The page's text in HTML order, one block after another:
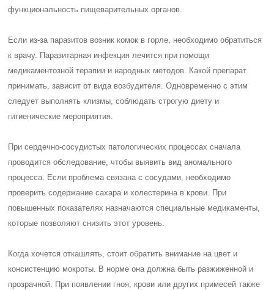
функциональность пищеварительных органов.
Если из-за паразитов возник комок в горле, необходимо обратиться
к врачу. Паразитарная инфекция лечится при помощи
медикаментозной терапии и народных методов. Какой препарат
принимать, зависит от вида возбудителя. Одновременно с этим
следует выполнять клизмы, соблюдать строгую диету и
гигиенические мероприятия.
При сердечно-сосудистых патологических процессах сначала
проводится обследование, чтобы выявить вид аномального
процесса. Если проблема связана с сосудами, необходимо
проверить содержание сахара и холестерина в крови. При
повышенных показателях назначаются специальные медикаменты,
которые позволяют снизить этот уровень.
Когда хочется откашлять, стоит обратить внимание на цвет и
консистенцию мокроты. В норме она должна быть разжиженной и
прозрачной. При появлении гноя, крови или других примесей также